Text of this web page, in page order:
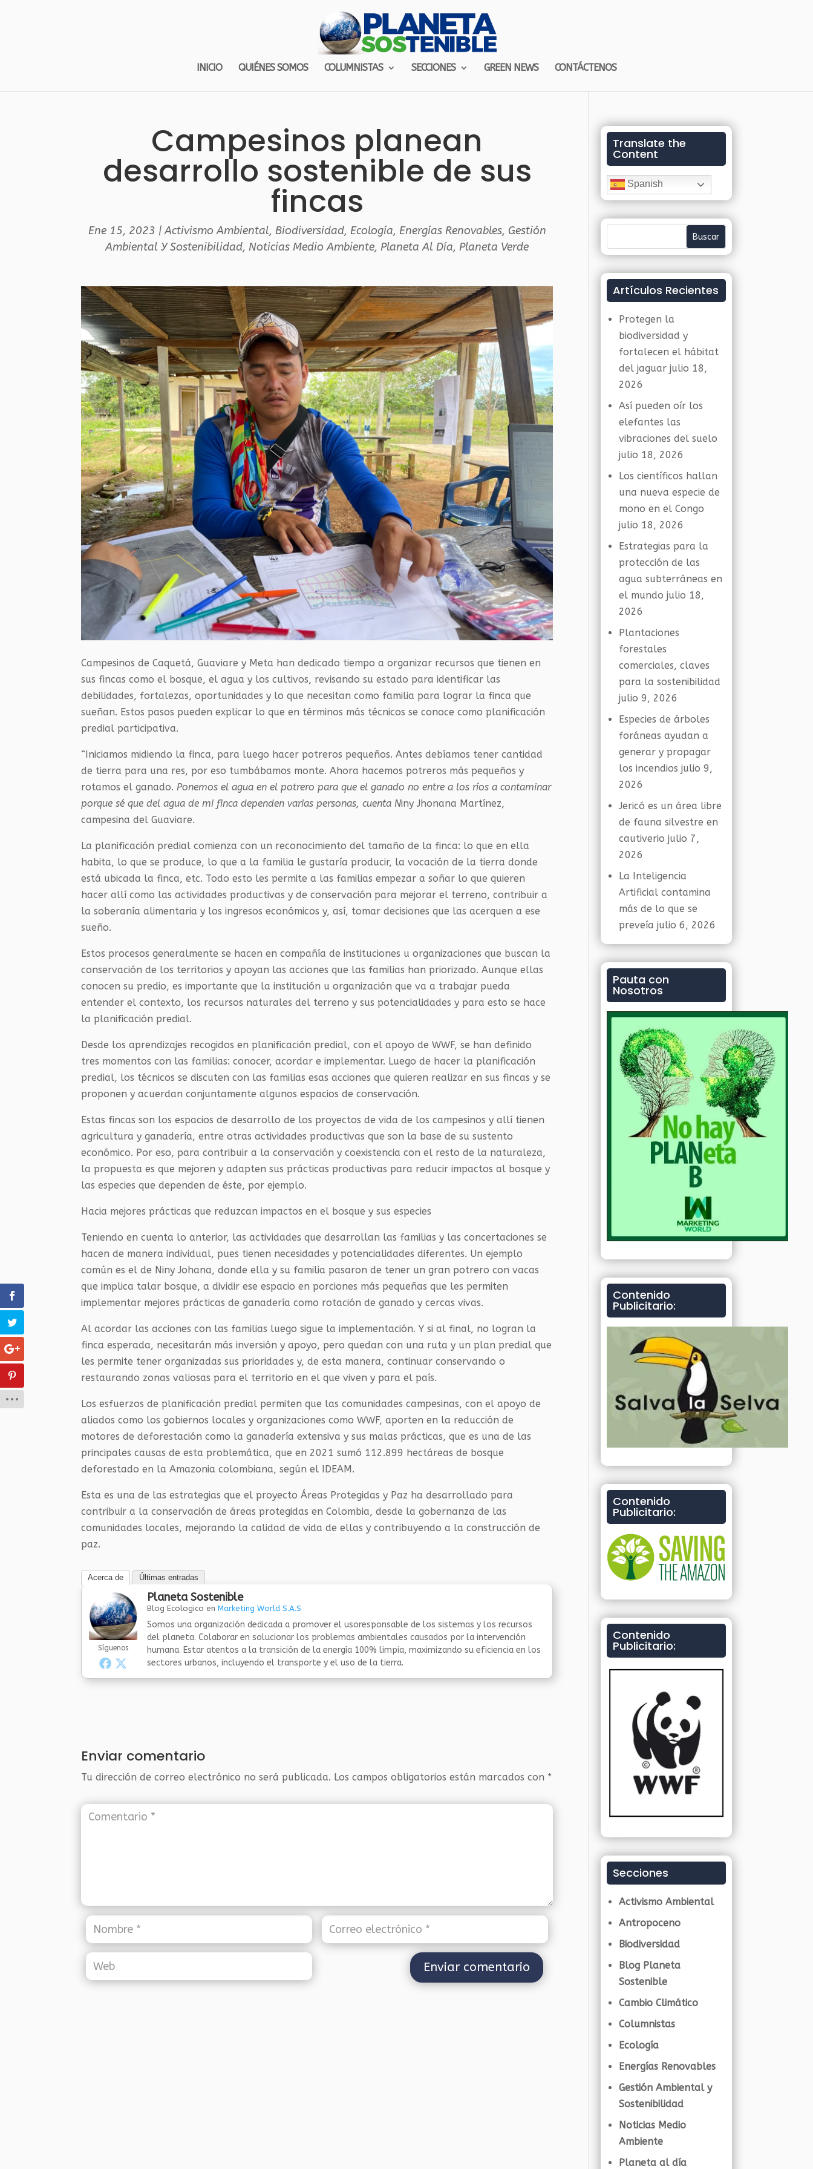
INICIO QUIÉNES SOMOS COLUMNISTAS SECCIONES GREEN NEWS CONTÁCTENOS
Campesinos planean
desarrollo sostenible de sus
fincas
Ene 15, 2023 |Activismo Ambiental, Biodiversidad, Ecología, Energías Renovables, Gestión
Ambiental Y Sostenibilidad,Noticias Medio Ambiente,Planeta Al Día,Planeta Verde
Campesinos de Caquetá, Guaviare y Meta han dedicado tiempo a organizar recursos que tienen en
sus fincas como el bosque, el agua y los cultivos, revisando su estado para identificar las
debilidades, fortalezas, oportunidades y lo que necesitan como familia para lograr la finca que
sueñan. Estos pasos pueden explicar lo que en términos más técnicos se conoce como planificación
predial participativa.
“Iniciamos midiendo la finca, para luego hacer potreros pequeños. Antes debíamos tener cantidad
de tierra para una res, por eso tumbábamos monte. Ahora hacemos potreros más pequeños y
rotamos el ganado. Ponemos el agua en el potrero para que el ganado no entre a los ríos a contaminar
porque sé que del agua de mi finca dependen varias personas, cuenta Niny Jhonana Martínez,
campesina del Guaviare.
La planificación predial comienza con un reconocimiento del tamaño de la finca: lo que en ella
habita, lo que se produce, lo que a la familia le gustaría producir, la vocación de la tierra donde
está ubicada la finca, etc. Todo esto les permite a las familias empezar a soñar lo que quieren
hacer allí como las actividades productivas y de conservación para mejorar el terreno, contribuir a
la soberanía alimentaria y los ingresos económicos y, así, tomar decisiones que las acerquen a ese
sueño.
Estos procesos generalmente se hacen en compañía de instituciones u organizaciones que buscan la
conservación de los territorios y apoyan las acciones que las familias han priorizado. Aunque ellas
conocen su predio, es importante que la institución u organización que va a trabajar pueda
entender el contexto, los recursos naturales del terreno y sus potencialidades y para esto se hace
la planificación predial.
Desde los aprendizajes recogidos en planificación predial, con el apoyo de WWF, se han definido
tres momentos con las familias: conocer, acordar e implementar. Luego de hacer la planificación
predial, los técnicos se discuten con las familias esas acciones que quieren realizar en sus fincas y se
proponen y acuerdan conjuntamente algunos espacios de conservación.
Estas fincas son los espacios de desarrollo de los proyectos de vida de los campesinos y allí tienen
agricultura y ganadería, entre otras actividades productivas que son la base de su sustento
económico. Por eso, para contribuir a la conservación y coexistencia con el resto de la naturaleza,
la propuesta es que mejoren y adapten sus prácticas productivas para reducir impactos al bosque y
las especies que dependen de éste, por ejemplo.
Hacia mejores prácticas que reduzcan impactos en el bosque y sus especies
Teniendo en cuenta lo anterior, las actividades que desarrollan las familias y las concertaciones se
hacen de manera individual, pues tienen necesidades y potencialidades diferentes. Un ejemplo
común es el de Niny Johana, donde ella y su familia pasaron de tener un gran potrero con vacas
que implica talar bosque, a dividir ese espacio en porciones más pequeñas que les permiten
implementar mejores prácticas de ganadería como rotación de ganado y cercas vivas.
Al acordar las acciones con las familias luego sigue la implementación. Y si al final, no logran la
finca esperada, necesitarán más inversión y apoyo, pero quedan con una ruta y un plan predial que
les permite tener organizadas sus prioridades y, de esta manera, continuar conservando o
restaurando zonas valiosas para el territorio en el que viven y para el país.
Los esfuerzos de planificación predial permiten que las comunidades campesinas, con el apoyo de
aliados como los gobiernos locales y organizaciones como WWF, aporten en la reducción de
motores de deforestación como la ganadería extensiva y sus malas prácticas, que es una de las
principales causas de esta problemática, que en 2021 sumó 112.899 hectáreas de bosque
deforestado en la Amazonia colombiana, según el IDEAM.
Esta es una de las estrategias que el proyecto Áreas Protegidas y Paz ha desarrollado para
contribuir a la conservación de áreas protegidas en Colombia, desde la gobernanza de las
comunidades locales, mejorando la calidad de vida de ellas y contribuyendo a la construcción de
paz.
Acerca de Últimas entradas
Síguenos
Planeta Sostenible
Blog Ecologico enMarketing World S.A.S
Somos una organización dedicada a promover el usoresponsable de los sistemas y los recursos
del planeta. Colaborar en solucionar los problemas ambientales causados por la intervención
humana. Estar atentos a la transición de la energía 100% limpia, maximizando su eficiencia en los
sectores urbanos, incluyendo el transporte y el uso de la tierra.
Enviar comentario
Tu dirección de correo electrónico no será publicada. Los campos obligatorios están marcados con *
Translate the
Content
Spanish
Artículos Recientes
Protegen la
biodiversidad y
fortalecen el hábitat
del jaguar julio 18,
2026
Así pueden oír los
elefantes las
vibraciones del suelo
julio 18, 2026
Los científicos hallan
una nueva especie de
mono en el Congo
julio 18, 2026
Estrategias para la
protección de las
agua subterráneas en
el mundo julio 18,
2026
Plantaciones
forestales
comerciales, claves
para la sostenibilidad
julio 9, 2026
Especies de árboles
foráneas ayudan a
generar y propagar
los incendios julio 9,
2026
Jericó es un área libre
de fauna silvestre en
cautiverio julio 7,
2026
La Inteligencia
Artificial contamina
más de lo que se
preveía julio 6, 2026
Pauta con
Nosotros
Contenido
Publicitario:
Contenido
Publicitario:
Contenido
Publicitario:
Secciones
Activismo Ambiental
Antropoceno
Biodiversidad
Blog Planeta
Sostenible
Cambio Climático
Columnistas
Ecología
Energías Renovables
Gestión Ambiental y
Sostenibilidad
Noticias Medio
Ambiente
Planeta al día